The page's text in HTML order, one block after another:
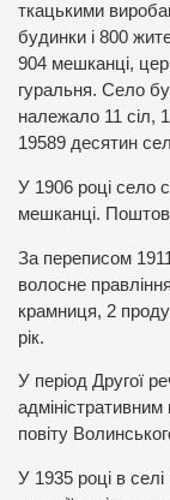
ткацькими
будинки і 800
904 мешканці,
гуральня. Село
належало 11 сіл,
19589 десятин
У 1906 році село
мешканці.
За переписом
волосне
крамниця, 2
рік.
У період Другої
повіту
У 1935 році в